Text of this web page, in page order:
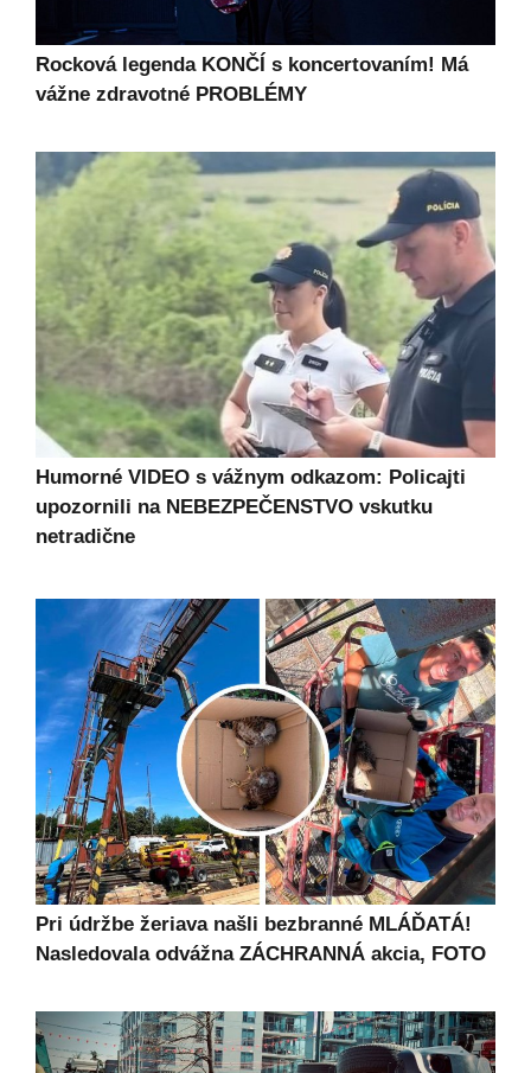
Rocková legenda KONČÍ s koncertovaním! Má
vážne zdravotné PROBLÉMY
Humorné VIDEO s vážnym odkazom: Policajti
upozornili na NEBEZPEČENSTVO vskutku
netradične
Pri údržbe žeriava našli bezbranné MLÁĎATÁ!
Nasledovala odvážna ZÁCHRANNÁ akcia, FOTO